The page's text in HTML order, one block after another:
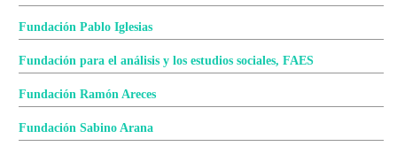
Fundación Pablo Iglesias
Fundación para el análisis y los estudios sociales, FAES
Fundación Ramón Areces
Fundación Sabino Arana